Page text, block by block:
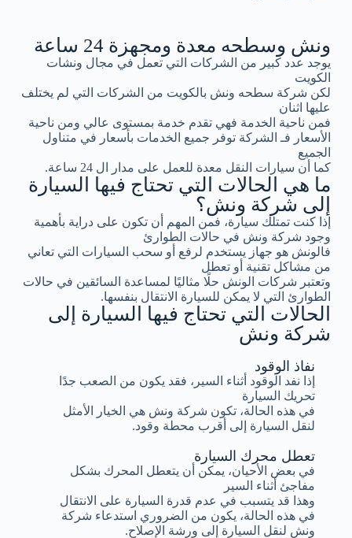
ونش وسطحه معدة ومجهزة 24 ساعة
يوجد عدد كبير من الشركات التي تعمل في مجال ونشات
الكويت
لكن شركة سطحه ونش بالكويت من الشركات التي لم يختلف
عليها اثنان
فمن ناحية الخدمة فهي تقدم خدمة بمستوى عالي ومن ناحية
الأسعار فـ الشركة توفر جميع الخدمات بأسعار في متناول
الجميع
كما أن سيارات النقل معدة للعمل على مدار ال 24 ساعة.
ما هي الحالات التي تحتاج فيها السيارة
إلى شركة ونش؟
إذا كنت تمتلك سيارة، فمن المهم أن تكون على دراية بأهمية
وجود شركة ونش في حالات الطوارئ
فالونش هو جهاز يستخدم لرفع أو سحب السيارات التي تعاني
من مشاكل تقنية أو تعطل
وتعتبر شركات الونش حلًا مثاليًا لمساعدة السائقين في حالات
الطوارئ التي لا يمكن للسيارة الانتقال بنفسها.
الحالات التي تحتاج فيها السيارة إلى
شركة ونش
تعطل محرك السيارة
في بعض الأحيان، يمكن أن يتعطل المحرك بشكل
مفاجئ أثناء السير
وهذا قد يتسبب في عدم قدرة السيارة على الانتقال
في هذه الحالة، يكون من الضروري استدعاء شركة
ونش لنقل السيارة إلى ورشة الإصلاح.
نفاذ الوقود
إذا نفد الوقود أثناء السير، فقد يكون من الصعب جدًا
تحريك السيارة
في هذه الحالة، تكون شركة ونش هي الخيار الأمثل
لنقل السيارة إلى أقرب محطة وقود.